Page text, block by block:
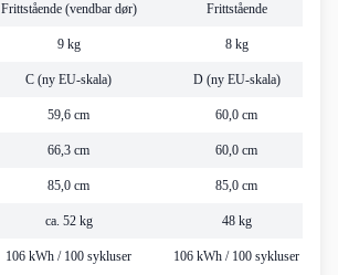
Frittstående (vendbar dør)
9 kg
C (ny EU-skala)
59,6 cm
66,3 cm
85,0 cm
ca. 52 kg
106 kWh / 100 sykluser
Frittstående
8 kg
D (ny EU-skala)
60,0 cm
60,0 cm
85,0 cm
48 kg
106 kWh / 100 sykluser